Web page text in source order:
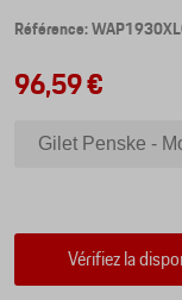
Référence:
96,59 €
Gilet Penske -
Vérifiez la